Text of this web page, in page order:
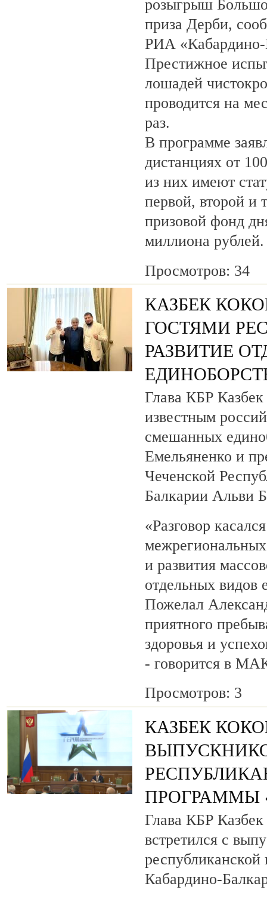
розыгрыш
приза Дерби,
РИА «Кабардино-
Престижное
лошадей
проводится на
раз.
В программе
дистанциях от
из них имеют
первой, второй и
призовой фонд
миллиона рублей.
Просмотров: 34
КАЗБЕК
ГОСТЯМИ
РАЗВИТИЕ
Глава КБР Казбек
известным
смешанных
Емельяненко и
Чеченской
Балкарии Альви
«Разговор
и развития
отдельных видов
Пожелал
приятного
здоровья и
- говорится в
Просмотров: 3
КАЗБЕК
ПРОГРАММЫ
Глава КБР Казбек
встретился с
Кабардино-